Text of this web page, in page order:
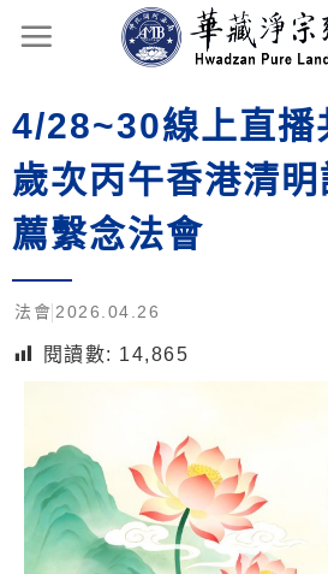
4/28~30線上直播
歲次丙午香港清
薦繫念法會
法會 2026.04.26
閱讀數: 14,865